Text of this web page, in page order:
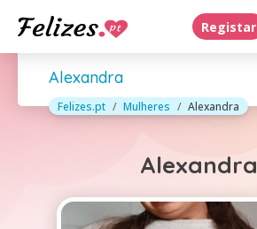
Registar
Alexandra
Felizes.pt Mulheres Alexandra
Alexandra